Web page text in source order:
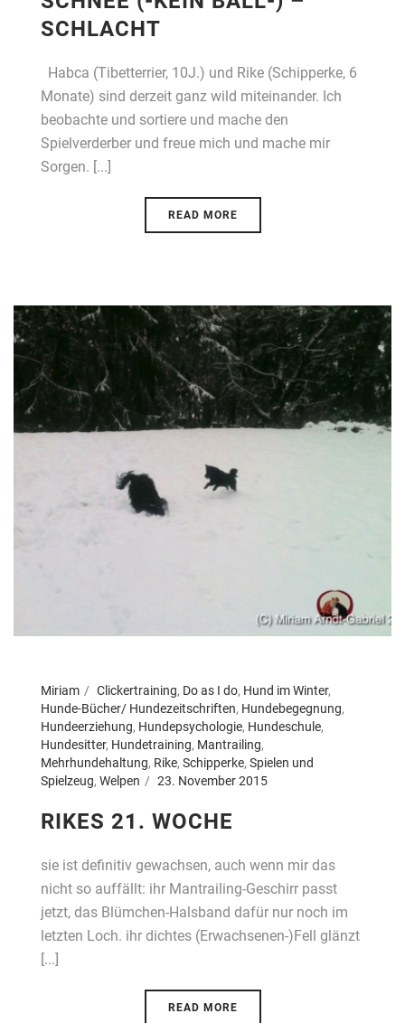
SCHLACHT
Habca (Tibetterrier, 10J.) und Rike (Schipperke, 6
Monate) sind derzeit ganz wild miteinander. Ich
beobachte und sortiere und mache den
Spielverderber und freue mich und mache mir
Sorgen. [...]
READ MORE
Miriam Clickertraining, Do as I do, Hund im Winter,
Hunde-Bücher/ Hundezeitschriften, Hundebegegnung,
Hundeerziehung, Hundepsychologie, Hundeschule,
Hundesitter, Hundetraining, Mantrailing,
Mehrhundehaltung, Rike, Schipperke, Spielen und
Spielzeug, Welpen 23. November 2015
RIKES 21. WOCHE
sie ist definitiv gewachsen, auch wenn mir das
nicht so auffällt: ihr Mantrailing-Geschirr passt
jetzt, das Blümchen-Halsband dafür nur noch im
letzten Loch. ihr dichtes (Erwachsenen-)Fell glänzt
[...]
READ MORE